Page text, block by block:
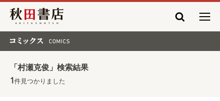
秋田書店
「村瀬克俊」検索結果
1件見つかりました